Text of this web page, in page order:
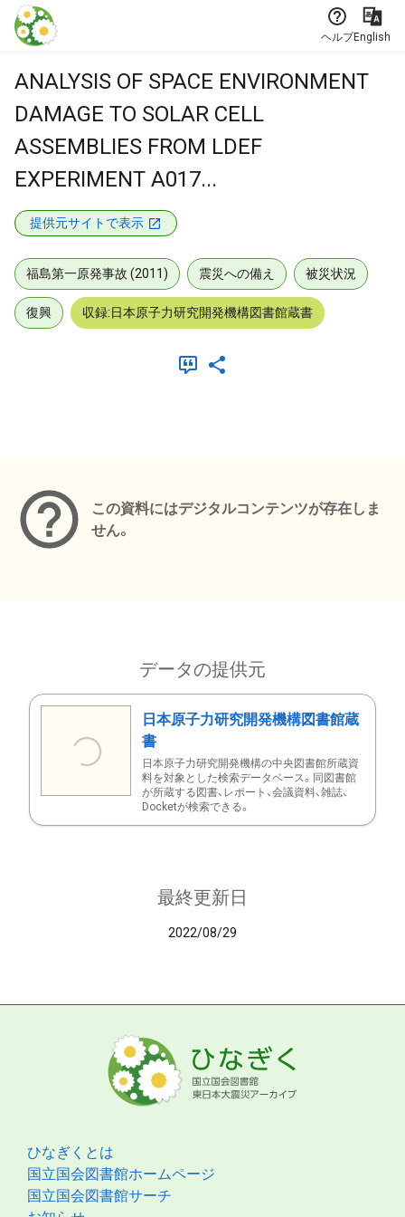
本文に飛ぶ
ヘルプEnglish
ANALYSIS OF SPACE ENVIRONMENT
DAMAGE TO SOLAR CELL
ASSEMBLIES FROM LDEF
EXPERIMENT A017...
提供元サイトで表示
福島第一原発事故 (2011) 震災への備え 被災状況
復興 収録:日本原子力研究開発機構図書館蔵書
この資料にはデジタルコンテンツが存在しま
せん。
データの提供元
日本原子力研究開発機構図書館蔵
書
日本原子力研究開発機構の中央図書館所蔵資
料を対象とした検索データベース。同図書館
が所蔵する図書、レポート、会議資料、雑誌、
Docketが検索できる。
最終更新日
2022/08/29
ひなぎくとは
国立国会図書館ホームページ
国立国会図書館サーチ